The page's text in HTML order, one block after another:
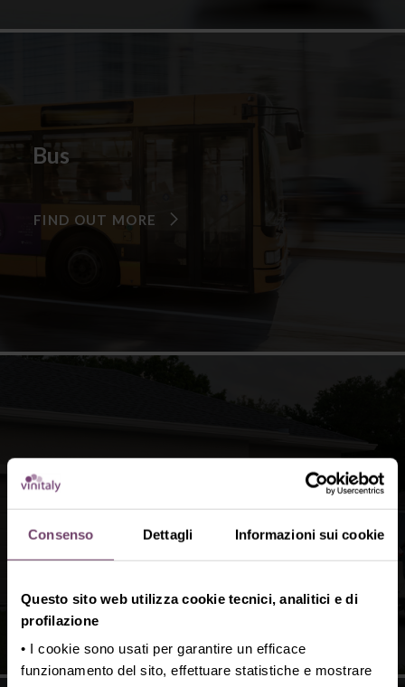
Consenso Dettagli Informazioni sui cookie
Questo sito web utilizza cookie tecnici, analitici e di
profilazione
• I cookie sono usati per garantire un efficace
funzionamento del sito, effettuare statistiche e mostrare
Bus
FIND OUT MORE
Book your park with Garaging
FIND OUT MORE